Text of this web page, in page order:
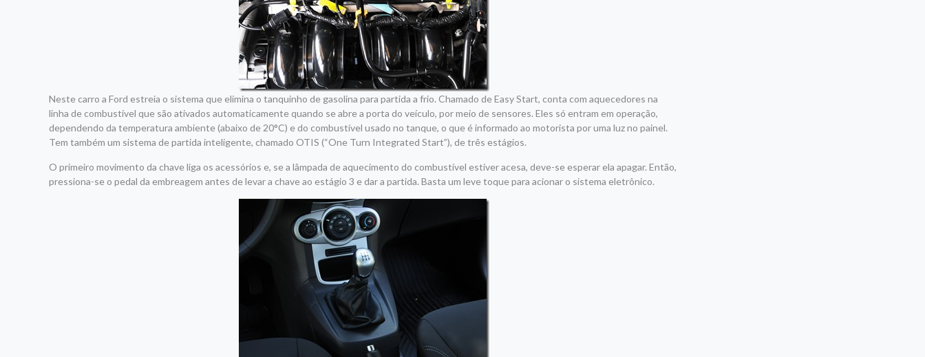
Neste carro a Ford estreia o sistema que elimina o tanquinho de gasolina para partida a frio. Chamado de Easy Start, conta com aquecedores na
linha de combustível que são ativados automaticamente quando se abre a porta do veículo, por meio de sensores. Eles só entram em operação,
dependendo da temperatura ambiente (abaixo de 20°C) e do combustível usado no tanque, o que é informado ao motorista por uma luz no painel.
Tem também um sistema de partida inteligente, chamado OTIS (“One Turn Integrated Start”), de três estágios.
O primeiro movimento da chave liga os acessórios e, se a lâmpada de aquecimento do combustível estiver acesa, deve-se esperar ela apagar. Então,
pressiona-se o pedal da embreagem antes de levar a chave ao estágio 3 e dar a partida. Basta um leve toque para acionar o sistema eletrônico.